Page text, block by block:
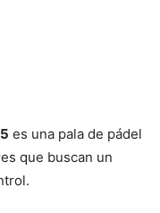
es una pala de pádel
que buscan un